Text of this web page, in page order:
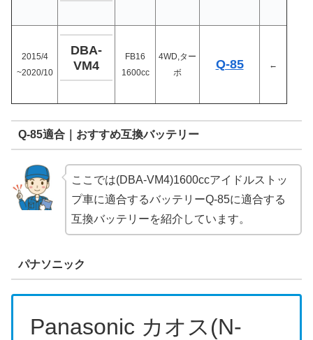
2015/4
~2020/10
DBA-
VM4
FB16
1600cc
4WD,ター
ボ
Q-85 ←
Q-85適合｜おすすめ互換バッテリー
ここでは(DBA-VM4)1600ccアイドルストッ
プ車に適合するバッテリーQ-85に適合する
互換バッテリーを紹介しています。
パナソニック
Panasonic カオス(N-